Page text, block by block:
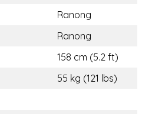
Ranong
Ranong
158 cm (5.2 ft)
55 kg (121 lbs)